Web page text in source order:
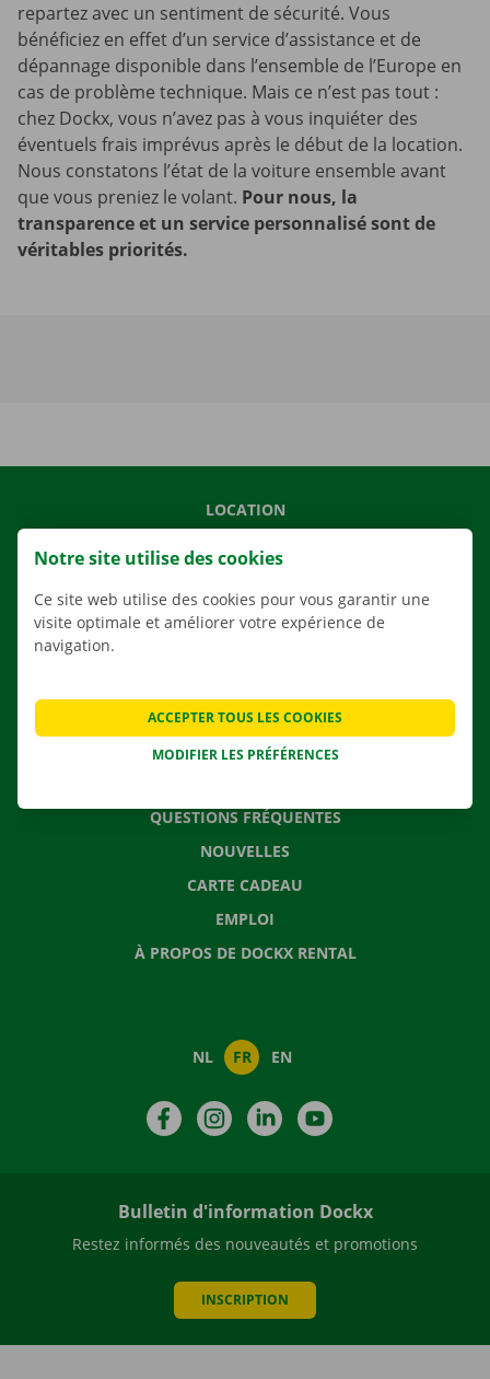
repartez avec un sentiment de sécurité. Vous
bénéficiez en effet d’un service d’assistance et de
dépannage disponible dans l’ensemble de l’Europe en
cas de problème technique. Mais ce n’est pas tout :
chez Dockx, vous n’avez pas à vous inquiéter des
éventuels frais imprévus après le début de la location.
Nous constatons l’état de la voiture ensemble avant
que vous preniez le volant. Pour nous, la
transparence et un service personnalisé sont de
véritables priorités.
LOCATION
AGENCES
QUESTIONS FRÉQUENTES
NOUVELLES
CARTE CADEAU
EMPLOI
À PROPOS DE DOCKX RENTAL
NL FR EN
FacebookInstagramLinkedIn
Bulletin d'information Dockx
Restez informés des nouveautés et promotions
INSCRIPTION
Notre site utilise des cookies
Ce site web utilise des cookies pour vous garantir une
visite optimale et améliorer votre expérience de
navigation.
MODIFIER LES PRÉFÉRENCES
ACCEPTER TOUS LES COOKIES